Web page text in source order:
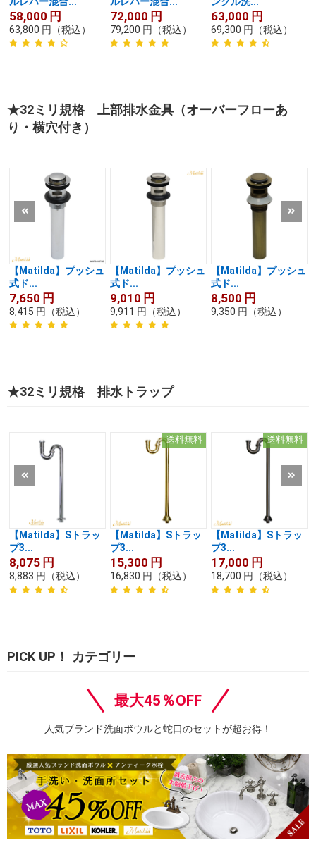
58,000 円
63,800 円 （税込）
72,000 円
79,200 円 （税込）
63,000 円
69,300 円 （税込）
★32ミリ規格 上部排水金具（オーバーフローあ
り・横穴付き）
【Matilda】プッシュ
式ド...
7,650 円
8,415 円 （税込）
【Matilda】プッシュ
式ド...
9,010 円
9,911 円 （税込）
【Matilda】プッシュ
式ド...
8,500 円
9,350 円 （税込）
★32ミリ規格 排水トラップ
【Matilda】Sトラッ
プ3...
8,075 円
8,883 円 （税込）
送料無料
【Matilda】Sトラッ
プ3...
15,300 円
16,830 円 （税込）
送料無料
【Matilda】Sトラッ
プ3...
17,000 円
18,700 円 （税込）
PICK UP！ カテゴリー
最大45％OFF
人気ブランド洗面ボウルと蛇口のセットが超お得！